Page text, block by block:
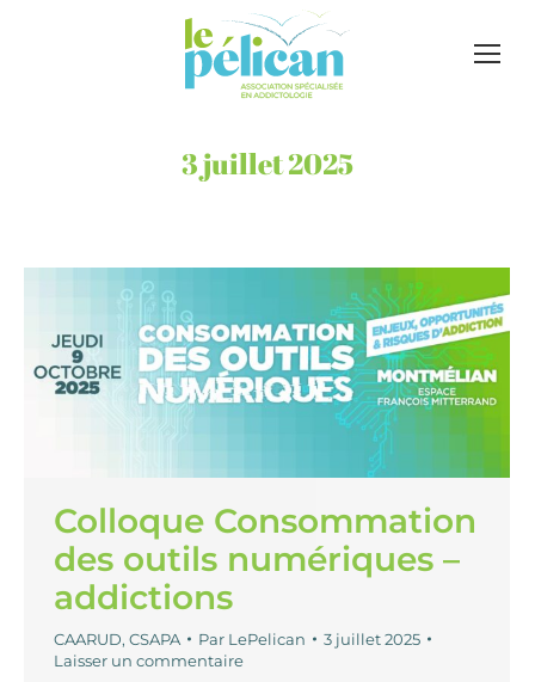
3 juillet 2025
Colloque Consommation
des outils numériques –
addictions
CAARUD, CSAPA Par LePelican
3 juillet 2025
Laisser un commentaire